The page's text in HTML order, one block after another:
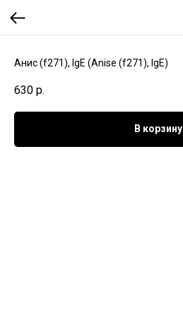
Анис (f271), IgE (Anise (f271), IgE)
630 р.
В корзину